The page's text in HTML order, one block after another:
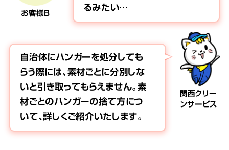
お客様B
るみたい…
関西クリー
ンサービス
自治体にハンガーを処分しても
らう際には、素材ごとに分別しな
いと引き取ってもらえません。素
材ごとのハンガーの捨て方につ
いて、詳しくご紹介いたします。